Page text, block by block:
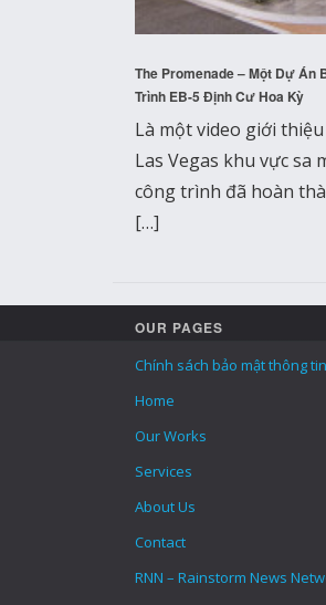
The Promenade – Một Dự Án
Trình EB-5 Định Cư Hoa Kỳ
Là một video giới
Las Vegas khu vực sa
công trình đã hoàn
[…]
OUR PAGES
Chính sách bảo mật thông tin
Home
Our Works
Services
About Us
Contact
RNN – Rainstorm News